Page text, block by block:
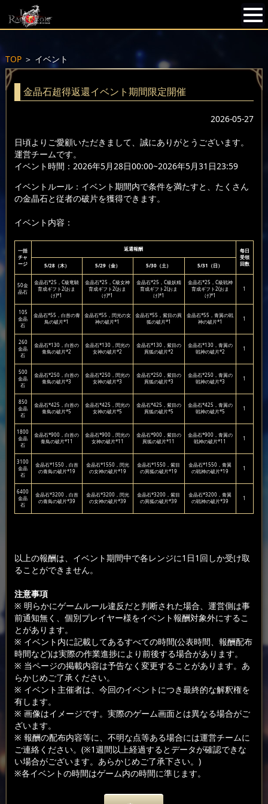
TOP＞ イベント
金晶石超得返還イベント期間限定開催
2026-05-27
日頃よりご愛顧いただきまして、誠にありがとうございます。
運営チームです。
イベント時間：2026年5月28日00:00~2026年5月31日23:59
イベントルール：イベント期間内で条件を満たすと、たくさん
の金晶石と従者の破片を獲得できます。
イベント内容：
一括
チャ
ージ
返還報酬
每日
受領
回数
5/28（木） 5/29（金） 5/30（土） 5/31（日）
50金
晶石
金晶石*25，C級竜騎
育成ギフト2(おま
け)*1
金晶石*25，C級女神
育成ギフト2(おま
け)*1
金晶石*25，C級妖精
育成ギフト2(おま
け)*1
金晶石*25，C級戦神
育成ギフト2(おま
け)*1
1
105
金晶
石
金晶石*55，白首の青
鳥の破片*1
金晶石*55，閃光の女
神の破片*1
金晶石*55，紫目の異
狐の破片*1
金晶石*55，青翼の戦
神の破片*1
1
260
金晶
石
金晶石*130，白首の
青鳥の破片*2
金晶石*130，閃光の
女神の破片*2
金晶石*130，紫目の
異狐の破片*2
金晶石*130，青翼の
戦神の破片*2
1
500
金晶
石
金晶石*250，白首の
青鳥の破片*3
金晶石*250，閃光の
女神の破片*3
金晶石*250，紫目の
異狐の破片*3
金晶石*250，青翼の
戦神の破片*3
1
850
金晶
石
金晶石*425，白首の
青鳥の破片*5
金晶石*425，閃光の
女神の破片*5
金晶石*425，紫目の
異狐の破片*5
金晶石*425，青翼の
戦神の破片*5
1
1800
金晶
石
金晶石*900，白首の
青鳥の破片*11
金晶石*900，閃光の
女神の破片*11
金晶石*900，紫目の
異狐の破片*11
金晶石*900，青翼の
戦神の破片*11
1
3100
金晶
石
金晶石*1550，白首
の青鳥の破片*19
金晶石*1550，閃光
の女神の破片*19
金晶石*1550，紫目
の異狐の破片*19
金晶石*1550，青翼
の戦神の破片*19
1
6400
金晶
石
金晶石*3200，白首
の青鳥の破片*39
金晶石*3200，閃光
の女神の破片*39
金晶石*3200，紫目
の異狐の破片*39
金晶石*3200，青翼
の戦神の破片*39
1
以上の報酬は、イベント期間中で各レンジに1日1回しか受け取
ることができません。
注意事項
※ 明らかにゲームルール違反だと判断された場合、運営側は事
前通知無く、個別プレイヤー様をイベント報酬対象外にするこ
とがあります。
※ イベント内に記載してあるすべての時間(公表時間、報酬配布
時間など)は実際の作業進捗により前後する場合があります。
※ 当ページの掲載内容は予告なく変更することがあります。あ
らかじめご了承ください。
※ イベント主催者は、今回のイベントにつき最終的な解釈権を
有します。
※ 画像はイメージです。実際のゲーム画面とは異なる場合がご
ざいます。
※ 報酬の配布内容等に、不明な点等ある場合には運営チームに
ご連絡ください。(※1週間以上経過するとデータが確認できな
い場合がございます。あらかじめご了承下さい。)
※各イベントの時間はゲーム内の時間に準じます。